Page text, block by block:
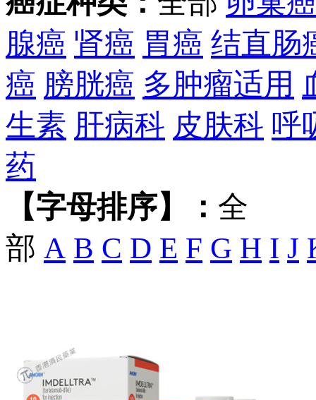
腺癌 肾癌 胃癌 结直肠
癌 膀胱癌 多肿瘤适用
生素 肝病科 皮肤科 呼
药
【字母排序】： 全
部 A B C D E F G H I J